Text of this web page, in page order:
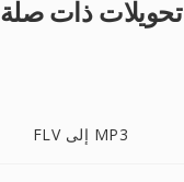
تحويلات ذات صلة
FLV إلى MP3